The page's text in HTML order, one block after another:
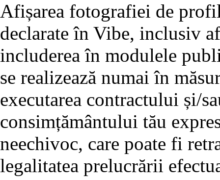
Afișarea fotografiei de
declarate în Vibe, inclusiv
includerea în modulele
se realizează numai în
executarea contractului și/
consimțământului tău
neechivoc, care poate fi
legalitatea prelucrării